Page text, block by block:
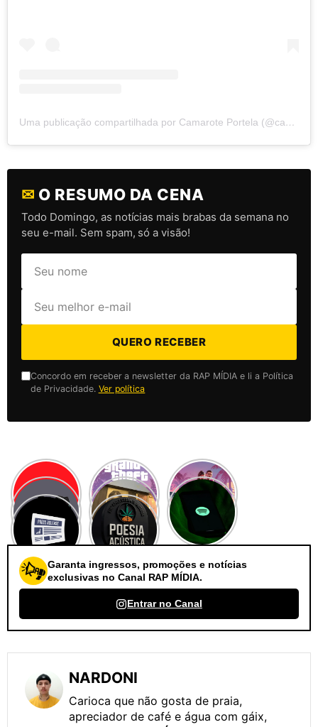
Uma publicação compartilhada por Camarote Portela (@camaroteportela)
✉ O RESUMO DA CENA
Todo Domingo, as notícias mais brabas da semana no
seu e-mail. Sem spam, só a visão!
QUERO RECEBER
Concordo em receber a newsletter da RAP MÍDIA e li a Política
de Privacidade. Ver política
Garanta ingressos, promoções e notícias
exclusivas no Canal RAP MÍDIA.
Entrar no Canal
NARDONI
Carioca que não gosta de praia,
apreciador de café e água com gáix,